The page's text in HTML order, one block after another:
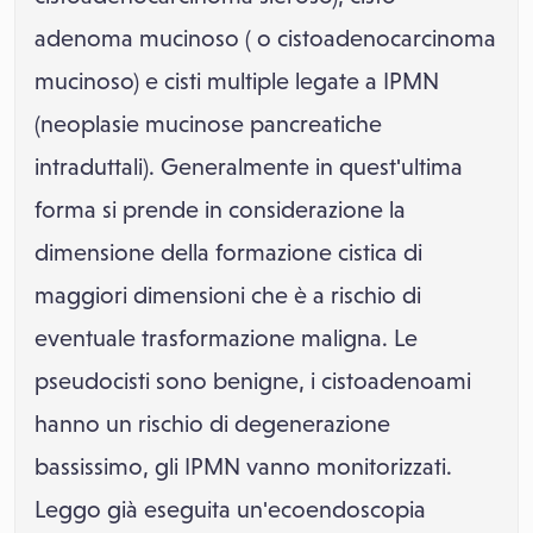
adenoma mucinoso ( o cistoadenocarcinoma
mucinoso) e cisti multiple legate a IPMN
(neoplasie mucinose pancreatiche
intraduttali). Generalmente in quest'ultima
forma si prende in considerazione la
dimensione della formazione cistica di
maggiori dimensioni che è a rischio di
eventuale trasformazione maligna. Le
pseudocisti sono benigne, i cistoadenoami
hanno un rischio di degenerazione
bassissimo, gli IPMN vanno monitorizzati.
Leggo già eseguita un'ecoendoscopia